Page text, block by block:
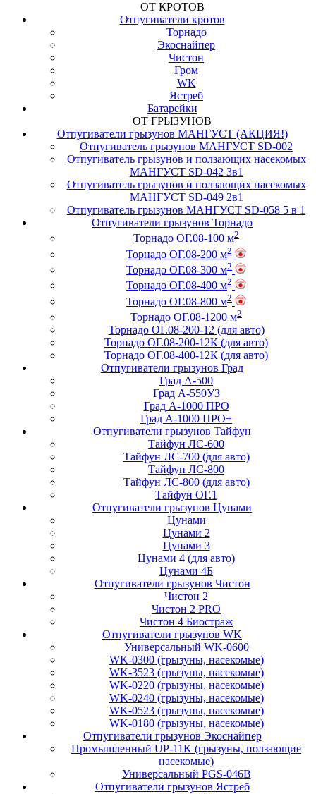
ОТ КРОТОВ
Отпугиватели кротов
Торнадо
Экоснайпер
Чистон
Гром
WK
Ястреб
Батарейки
ОТ ГРЫЗУНОВ
Отпугиватели грызунов МАНГУСТ (АКЦИЯ!)
Отпугиватель грызунов МАНГУСТ SD-002
Отпугиватель грызунов и ползающих насекомых
МАНГУСТ SD-042 3в1
Отпугиватель грызунов и ползающих насекомых
МАНГУСТ SD-049 2в1
Отпугиватель грызунов МАНГУСТ SD-058 5 в 1
Отпугиватели грызунов Торнадо
Торнадо ОГ.08-100 м2
Торнадо ОГ.08-200 м2
Торнадо ОГ.08-300 м2
Торнадо ОГ.08-400 м2
Торнадо ОГ.08-800 м2
Торнадо ОГ.08-1200 м2
Торнадо ОГ.08-200-12 (для авто)
Торнадо ОГ.08-200-12К (для авто)
Торнадо ОГ.08-400-12К (для авто)
Отпугиватели грызунов Град
Град А-500
Град А-550УЗ
Град А-1000 ПРО
Град А-1000 ПРО+
Отпугиватели грызунов Тайфун
Тайфун ЛС-600
Тайфун ЛС-700 (для авто)
Тайфун ЛС-800
Тайфун ЛС-800 (для авто)
Тайфун ОГ.1
Отпугиватели грызунов Цунами
Цунами
Цунами 2
Цунами 3
Цунами 4 (для авто)
Цунами 4Б
Отпугиватели грызунов Чистон
Чистон 2
Чистон 2 PRO
Чистон 4 Биостраж
Отпугиватели грызунов WK
Универсальный WK-0600
WK-0300 (грызуны, насекомые)
WK-3523 (грызуны, насекомые)
WK-0220 (грызуны, насекомые)
WK-0240 (грызуны, насекомые)
WK-0523 (грызуны, насекомые)
WK-0180 (грызуны, насекомые)
Отпугиватели грызунов Экоснайпер
Промышленный UP-11K (грызуны, ползающие
насекомые)
Универсальный PGS-046B
Отпугиватели грызунов Ястреб